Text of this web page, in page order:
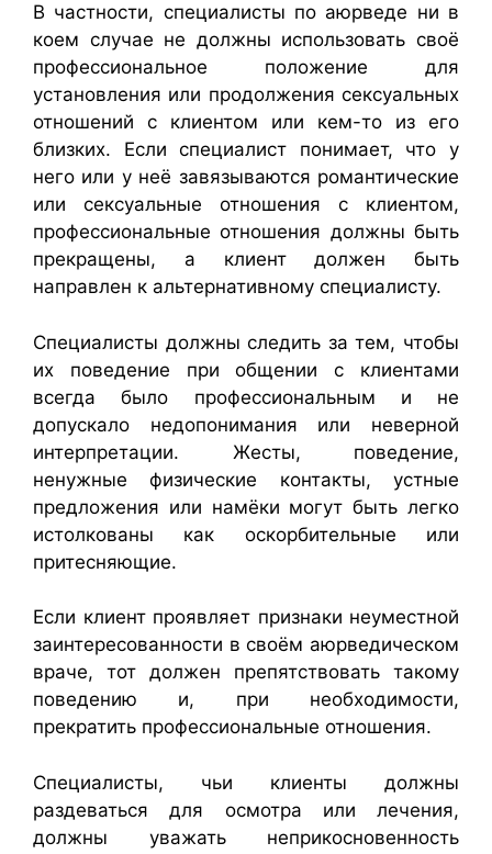
В частности, специалисты по аюрведе ни в
коем случае не должны использовать своё
профессиональное положение для
установления или продолжения сексуальных
отношений с клиентом или кем-то из его
близких. Если специалист понимает, что у
него или у неё завязываются романтические
или сексуальные отношения с клиентом,
профессиональные отношения должны быть
прекращены, а клиент должен быть
направлен к альтернативному специалисту.
Специалисты должны следить за тем, чтобы
их поведение при общении с клиентами
всегда было профессиональным и не
допускало недопонимания или неверной
интерпретации. Жесты, поведение,
ненужные физические контакты, устные
предложения или намёки могут быть легко
истолкованы как оскорбительные или
притесняющие.
Если клиент проявляет признаки неуместной
заинтересованности в своём аюрведическом
враче, тот должен препятствовать такому
поведению и, при необходимости,
прекратить профессиональные отношения.
Специалисты, чьи клиенты должны
раздеваться для осмотра или лечения,
должны уважать неприкосновенность